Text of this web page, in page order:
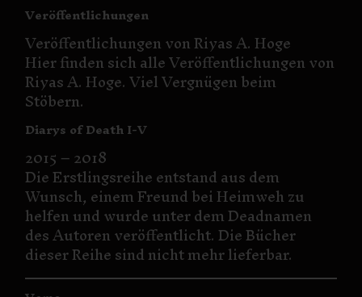
Veröffentlichungen
Veröffentlichungen von Riyas A. Hoge
Hier finden sich alle Veröffentlichungen von
Riyas A. Hoge. Viel Vergnügen beim
Stöbern.
Diarys of Death I-V
2015 – 2018
Die Erstlingsreihe entstand aus dem
Wunsch, einem Freund bei Heimweh zu
helfen und wurde unter dem Deadnamen
des Autoren veröffentlicht. Die Bücher
dieser Reihe sind nicht mehr lieferbar.